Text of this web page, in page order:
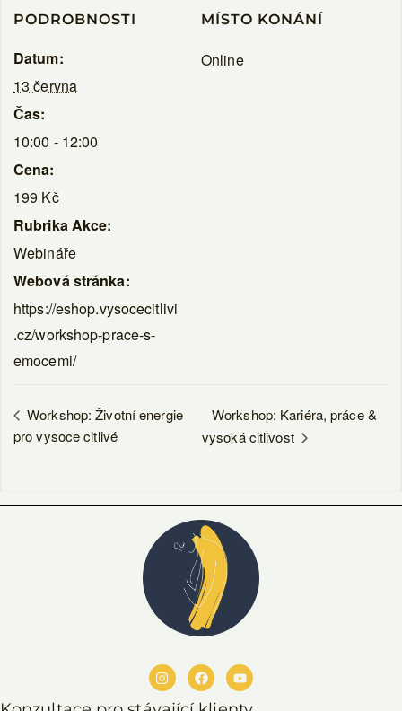
PODROBNOSTI
Datum:
13 června
Čas:
10:00 - 12:00
Cena:
199 Kč
Rubrika Akce:
Webináře
Webová stránka:
https://eshop.vysocecitlivi
.cz/workshop-prace-s-
emocemi/
MÍSTO KONÁNÍ
Online
Workshop: Životní energie
pro vysoce citlivé
Workshop: Kariéra, práce &
vysoká citlivost